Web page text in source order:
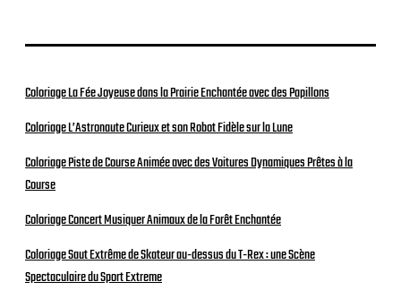
Coloriage La Fée Joyeuse dans la Prairie Enchantée avec des Papillons
Coloriage L’Astronaute Curieux et son Robot Fidèle sur la Lune
Coloriage Piste de Course Animée avec des Voitures Dynamiques Prêtes à la
Course
Coloriage Concert Musiquer Animaux de la Forêt Enchantée
Coloriage Saut Extrême de Skateur au-dessus du T-Rex : une Scène
Spectaculaire du Sport Extreme